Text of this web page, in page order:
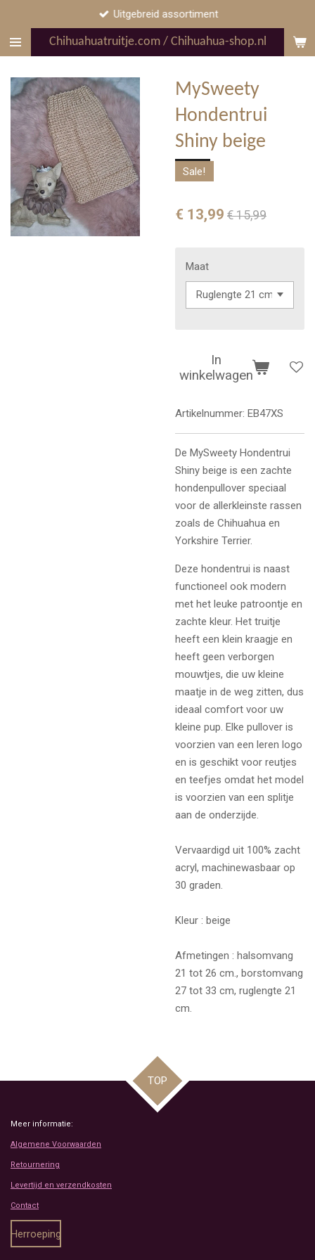
naar
hoofdinhoud
Chihuahuatruitje.com / Chihuahua-shop.nl
Uitgebreid assortiment
MySweety
Hondentrui
Shiny beige
Sale!
€ 13,99 € 15,99
Maat
In
winkelwagen
Artikelnummer: EB47XS
De MySweety Hondentrui
Shiny beige is een zachte
hondenpullover speciaal
voor de allerkleinste rassen
zoals de Chihuahua en
Yorkshire Terrier.
Deze hondentrui is naast
functioneel ook modern
met het leuke patroontje en
zachte kleur. Het truitje
heeft een klein kraagje en
heeft geen verborgen
mouwtjes, die uw kleine
maatje in de weg zitten, dus
ideaal comfort voor uw
kleine pup. Elke pullover is
voorzien van een leren logo
en is geschikt voor reutjes
en teefjes omdat het model
is voorzien van een splitje
aan de onderzijde.
Vervaardigd uit 100% zacht
acryl, machinewasbaar op
30 graden.
Kleur : beige
Afmetingen : halsomvang
21 tot 26 cm., borstomvang
27 tot 33 cm, ruglengte 21
cm.
TOP
Meer informatie:
Algemene Voorwaarden
Retournering
Levertijd en verzendkosten
Contact
Herroeping